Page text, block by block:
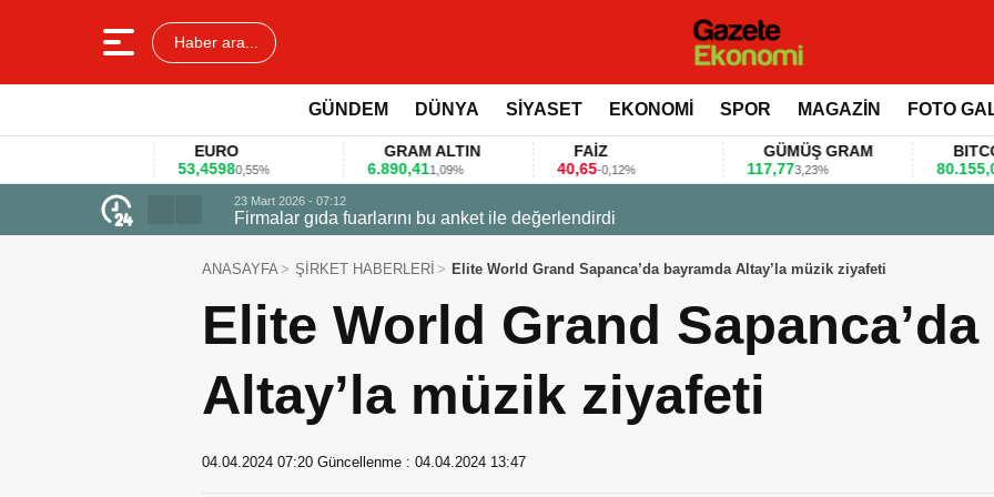
Haber ara...
GÜNDEM DÜNYA SİYASET EKONOMİ SPOR MAGAZİN FOTO
0,55%
GRAM ALTIN
1,09% -0,12%
GÜMÜŞ GRAM
3,23%
80.155,000,36%
23 Mart 2026 - 07:12
Firmalar gıda fuarlarını bu anket ile değerlendirdi
ANASAYFA ŞİRKET HABERLERİ Elite World Grand Sapanca’da bayramda Altay’la müzik ziyafeti
Elite World Grand
Altay’la müzik ziyafeti
04.04.2024 07:20 Güncellenme : 04.04.2024 13:47